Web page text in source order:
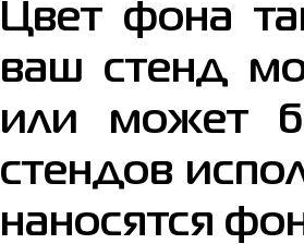
Цвет фона
ваш стенд
или может
стендов
наносятся